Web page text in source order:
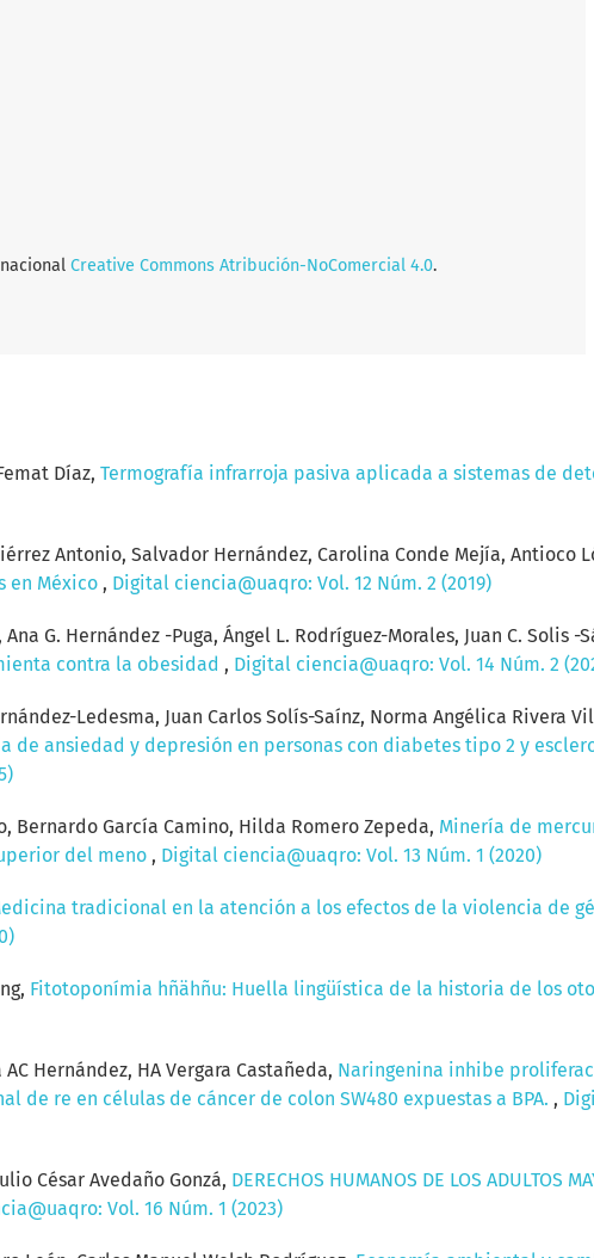
Creative Commons Atribución-NoComercial 4.0.
Díaz, Termografía infrarroja pasiva aplicada a sistemas de
Antonio, Salvador Hernández, Carolina Conde Mejía, Antioco
en México , Digital ciencia@uaqro: Vol. 12 Núm. 2 (2019)
G. Hernández -Puga, Ángel L. Rodríguez-Morales, Juan C. Solis -
contra la obesidad , Digital ciencia@uaqro: Vol. 14 Núm. 2
Ledesma, Juan Carlos Solís-Saínz, Norma Angélica Rivera
de ansiedad y depresión en personas con diabetes tipo 2 y
Bernardo García Camino, Hilda Romero Zepeda, Minería de
del meno , Digital ciencia@uaqro: Vol. 13 Núm. 1 (2020)
tradicional en la atención a los efectos de la violencia de
Fitotoponímia hñähñu: Huella lingüística de la historia de los
Hernández, HA Vergara Castañeda, Naringenina inhibe
de re en células de cáncer de colon SW480 expuestas a BPA. ,
César Avedaño Gonzá, DERECHOS HUMANOS DE LOS ADULTOS
Vol. 16 Núm. 1 (2023)